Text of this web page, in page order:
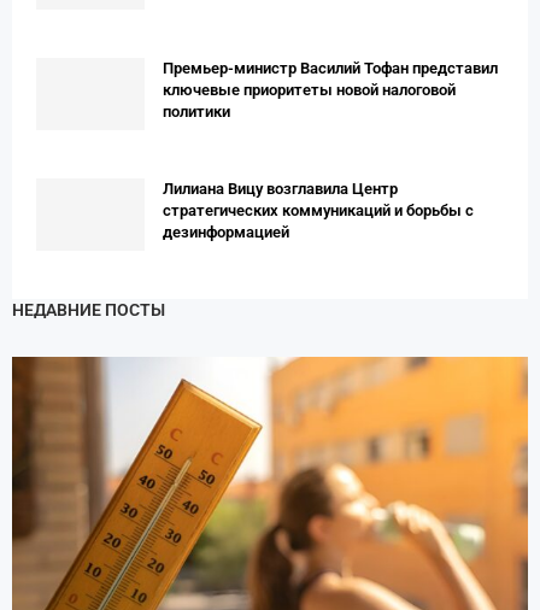
Премьер-министр Василий Тофан представил
ключевые приоритеты новой налоговой
политики
Лилиана Вицу возглавила Центр
стратегических коммуникаций и борьбы с
дезинформацией
НЕДАВНИЕ ПОСТЫ